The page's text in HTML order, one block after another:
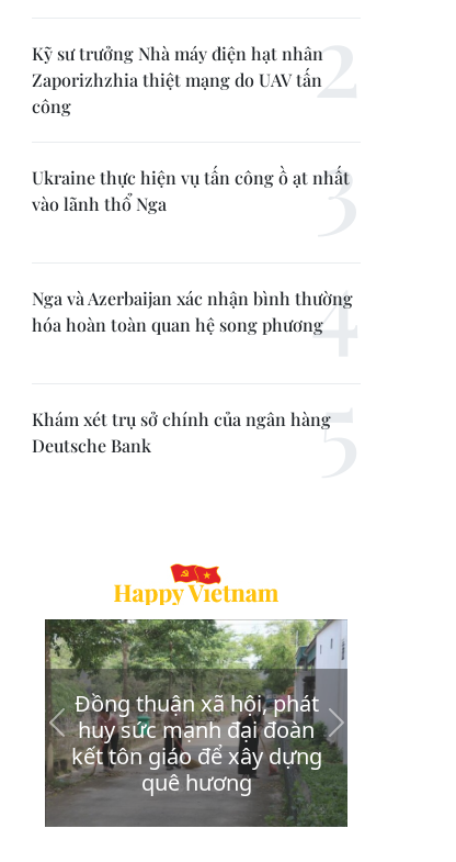
Kỹ sư trưởng Nhà máy điện hạt nhân
Zaporizhzhia thiệt mạng do UAV tấn
công
Ukraine thực hiện vụ tấn công ồ ạt nhất
vào lãnh thổ Nga
Nga và Azerbaijan xác nhận bình thường
hóa hoàn toàn quan hệ song phương
Khám xét trụ sở chính của ngân hàng
Deutsche Bank